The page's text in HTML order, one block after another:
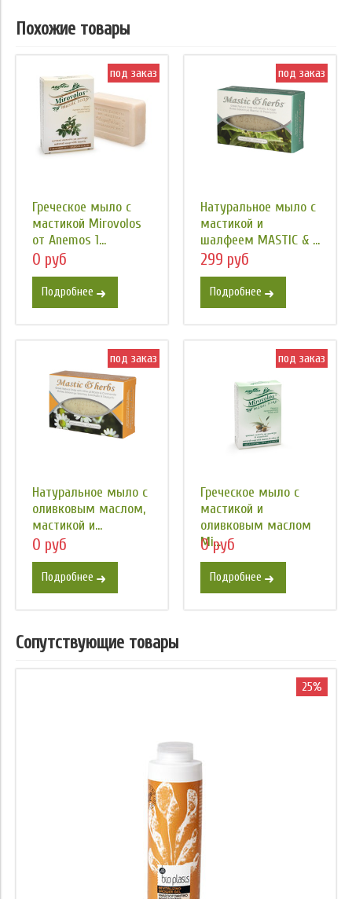
Похожие товары
под заказ
Греческое мыло с
мастикой Mirovolos
от Anemos 1...
0 руб
Подробнее
под заказ
Натуральное мыло с
мастикой и
шалфеем MASTIC & ...
299 руб
Подробнее
под заказ
Натуральное мыло с
оливковым маслом,
мастикой и...
0 руб
Подробнее
под заказ
Греческое мыло с
мастикой и
оливковым маслом
Mi...
0 руб
Подробнее
Сопутствующие товары
25%